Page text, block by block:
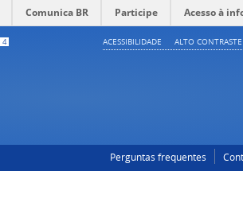
Comunica BR Participe Acesso à
4 ACESSIBILIDADE ALTO CONTRASTE
Perguntas frequentes